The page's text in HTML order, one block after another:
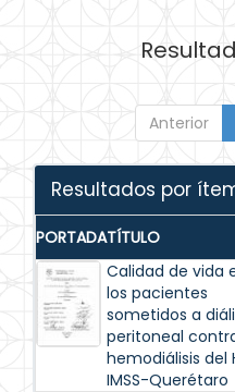
Anterior
Resultados por
PORTADATÍTULO
Calidad de vida
los pacientes
sometidos a
peritoneal
hemodiálisis del
IMSS-Querétaro